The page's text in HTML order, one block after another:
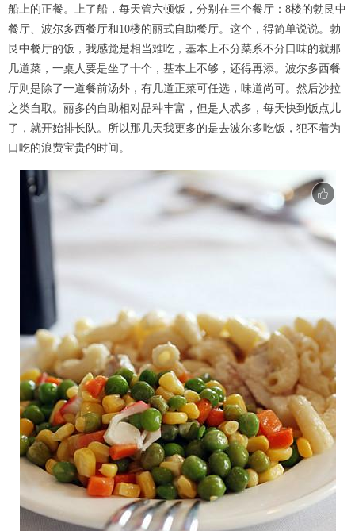
船上的正餐。上了船，每天管六顿饭，分别在三个餐厅：8楼的勃艮中
餐厅、波尔多西餐厅和10楼的丽式自助餐厅。这个，得简单说说。勃
艮中餐厅的饭，我感觉是相当难吃，基本上不分菜系不分口味的就那
几道菜，一桌人要是坐了十个，基本上不够，还得再添。波尔多西餐
厅则是除了一道餐前汤外，有几道正菜可任选，味道尚可。然后沙拉
之类自取。丽多的自助相对品种丰富，但是人忒多，每天快到饭点儿
了，就开始排长队。所以那几天我更多的是去波尔多吃饭，犯不着为
口吃的浪费宝贵的时间。